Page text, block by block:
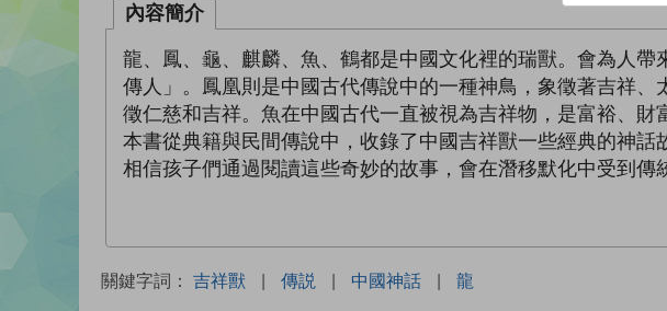
內容簡介
龍、鳳、龜、麒麟、魚、鶴都是中國文化裡的瑞獸。會為人
傳人」。鳳凰則是中國古代傳說中的一種神鳥，象徵著吉祥
徵仁慈和吉祥。魚在中國古代一直被視為吉祥物，是富裕、財
本書從典籍與民間傳說中，收錄了中國吉祥獸一些經典的神
相信孩子們通過閱讀這些奇妙的故事，會在潛移默化中受到傳
關鍵字詞： 吉祥獸 | 傳説 | 中國神話 | 龍